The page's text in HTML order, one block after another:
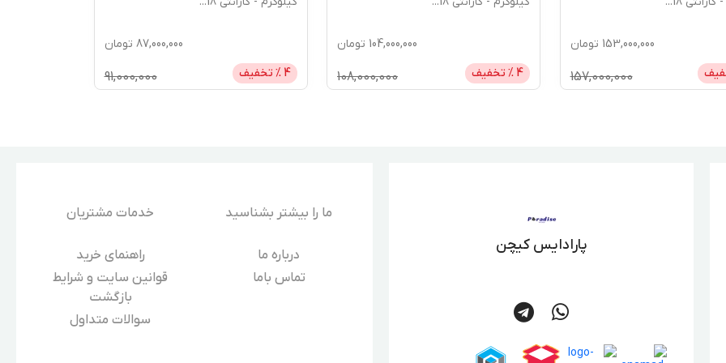
153,000,000 تومان
157,000,000
104,000,000 تومان
4 % تخفیف 108,000,000
87,000,000 تومان
4 % تخفیف 91,000,000
پارادایس کیچن
ما را بیشتر بشناسید
درباره‌ ما
تماس باما
خدمات مشتریان
راهنمای خرید
قوانین سایت و شرایط
بازگشت
سوالات متداول